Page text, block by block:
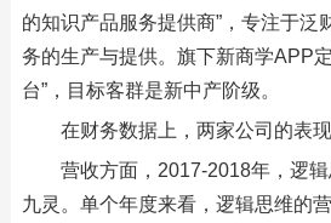
的知识产品服务提供商”，专注于泛
务的生产与提供。旗下新商学APP
台”，目标客群是新中产阶级。
在财务数据上，两家公司的表现
营收方面，2017-2018年，逻
九灵。单个年度来看，逻辑思维的